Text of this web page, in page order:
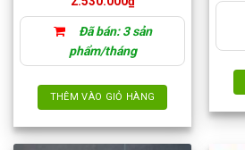
trang
sản
Đã bán: 3 sản
phẩm/tháng
THÊM VÀO GIỎ HÀNG